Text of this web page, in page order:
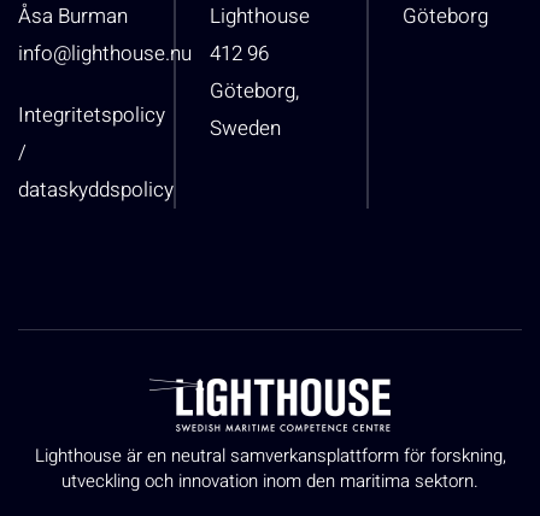
Åsa Burman
info@lighthouse.nu
Integritetspolicy
/
dataskyddspolicy
Lighthouse
412 96
Göteborg,
Sweden
Göteborg
Lighthouse är en neutral samverkansplattform för forskning,
utveckling och innovation inom den maritima sektorn.